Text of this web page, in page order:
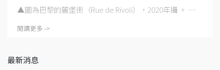
潮還在持續
▲圖為巴黎的麗堡街（Rue de Rivoli），2020年攝 。 ⋯
閱讀更多 ->
最新消息